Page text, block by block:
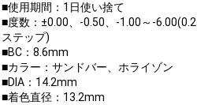
■使用期間：1日使い捨て
■度数：±0.00、-0.50、-1.00～-
ステップ)
■BC：8.6mm
■カラー：サンドバー、ホライゾン
■DIA：14.2mm
■着色直径：13.2mm